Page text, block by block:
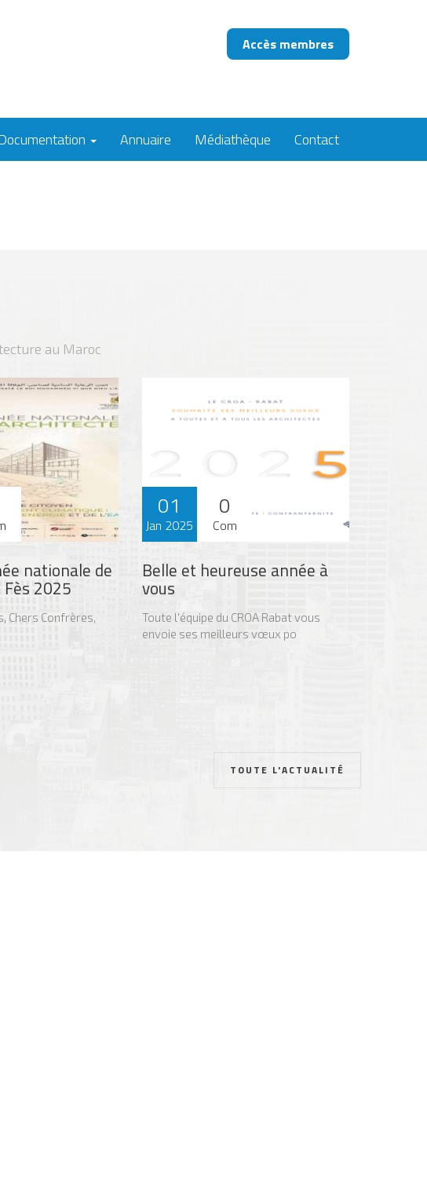
Accès membres
Annuaire Médiathèque Contact
au Maroc
nationale de
2025
Chers Confrères,
01
Jan 2025
0
Com
Belle et heureuse année à
vous
Toute l'équipe du CROA Rabat vous
envoie ses meilleurs vœux po
TOUTE L'ACTUALITÉ